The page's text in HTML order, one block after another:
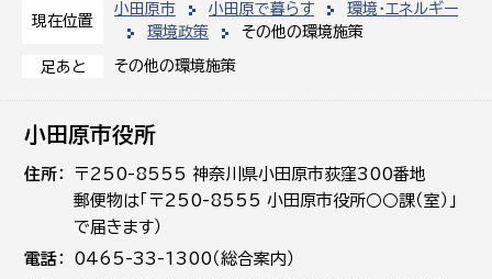
現在位置
小田原市 小田原で暮らす
環境・エネルギー
環境政策
その他の環境施策
足あと その他の環境施策
小田原市役所
住所
〒250-8555 神奈川県小田原市荻窪300番地
郵便物は「〒250-8555 小田原市役所○○課（室）」
で届きます）
電話
0465-33-1300（総合案内）